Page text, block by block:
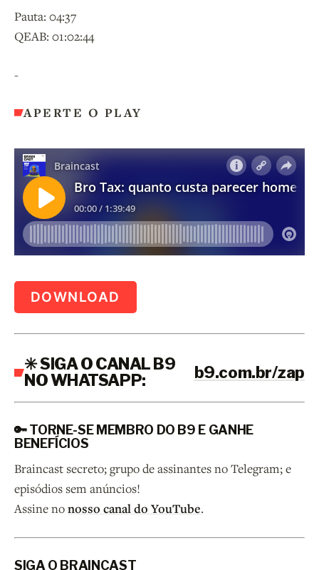
Pauta: 04:37
QEAB: 01:02:44
-
APERTE O PLAY
DOWNLOAD
✳️ SIGA O CANAL B9
NO WHATSAPP:
b9.com.br/zap
🔑 TORNE-SE MEMBRO DO B9 E GANHE
BENEFÍCIOS
Braincast secreto; grupo de assinantes no Telegram; e
episódios sem anúncios!
Assine nonosso canal do YouTube.
SIGA O BRAINCAST